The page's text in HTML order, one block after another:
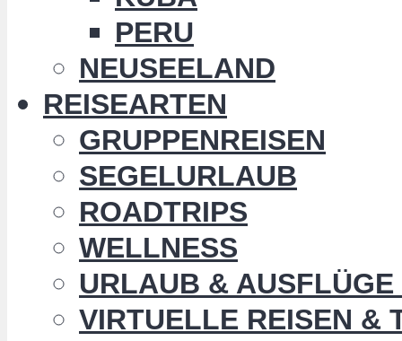
PERU
NEUSEELAND
REISEARTEN
GRUPPENREISEN
SEGELURLAUB
ROADTRIPS
WELLNESS
URLAUB & AUSFLÜGE
VIRTUELLE REISEN &